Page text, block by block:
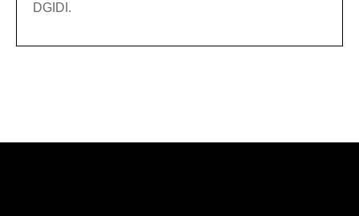
DGIDI.